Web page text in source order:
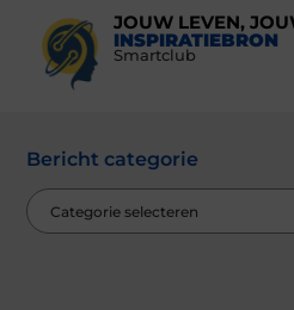
JOUW LEVEN,
INSPIRATIEBRON
Smartclub
Bericht categorie